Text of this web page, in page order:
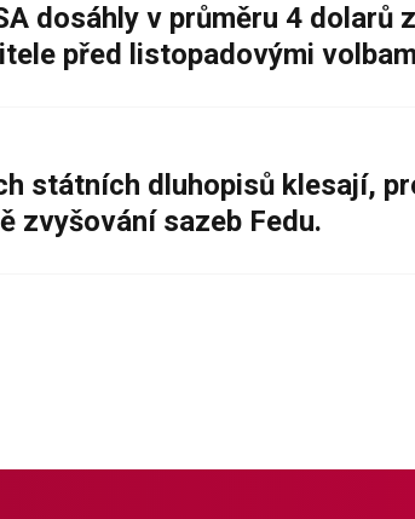
dosáhly v průměru 4
před listopadovými
státních dluhopisů klesají,
zvyšování sazeb Fedu.